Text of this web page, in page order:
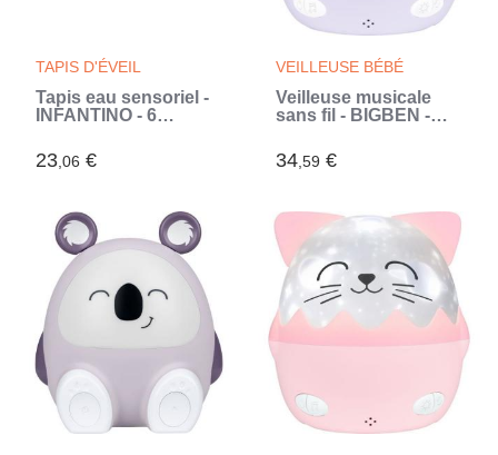
TAPIS D'ÉVEIL
Tapis eau sensoriel -
INFANTINO - 6
Jouet
d'apprentissage pour
23,06 €
VEILLEUSE BÉBÉ
Veilleuse musicale
sans fil - BIGBEN -
360° - 13 films - 8
mélodies -
(Violet)
34,59 €